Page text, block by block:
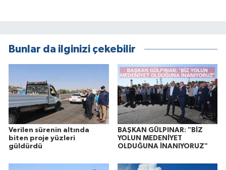
Bunlar da ilginizi çekebilir
Verilen sürenin altında
biten proje yüzleri
güldürdü
BAŞKAN GÜLPINAR: "BİZ
YOLUN MEDENİYET
OLDUĞUNA İNANIYORUZ"